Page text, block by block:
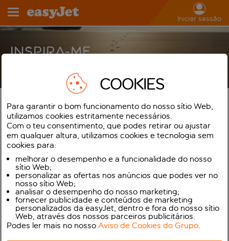
Iniciar sessão
INSPIRA-ME
VAMOS LÁ COMECAR A PLANEAR
AS TUAS FÉRIAS
Eu quero voar desde
Reiquiavique Keflavik
Eu quero ir
na primavera de 2027
O meu orçamento ésem orçamento
Estou à procura dedescontração absoluta
COOKIES
Para garantir o bom funcionamento do nosso sítio Web,
utilizamos cookies estritamente necessários.
Com o teu consentimento, que podes retirar ou ajustar
em qualquer altura, utilizamos cookies e tecnologia sem
cookies para:
melhorar o desempenho e a funcionalidade do nosso
sítio Web;
personalizar as ofertas nos anúncios que podes ver no
nosso sítio Web;
analisar o desempenho do nosso marketing;
fornecer publicidade e conteúdos de marketing
personalizados da easyJet, dentro e fora do nosso sítio
Web, através dos nossos parceiros publicitários.
Podes ler mais no nossoAviso de Cookies do Grupo.